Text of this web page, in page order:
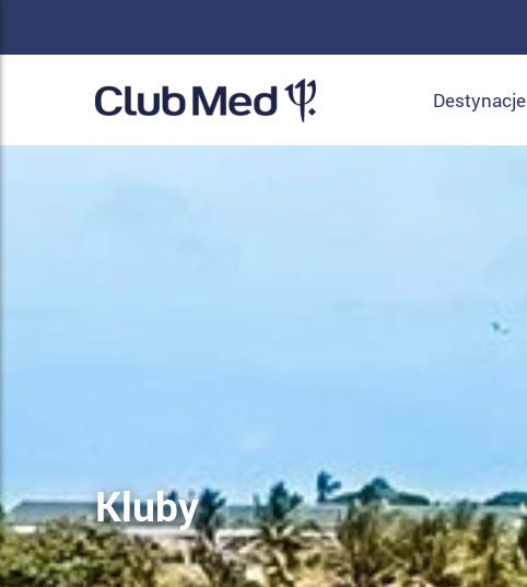
Destynacje
Kluby